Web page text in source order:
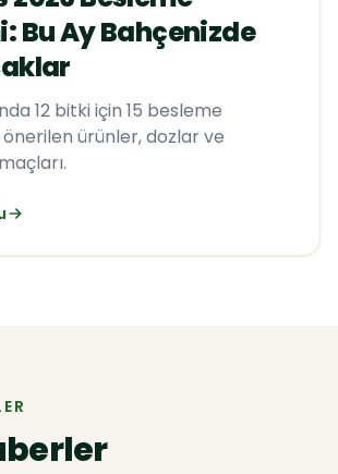
Bu Ay Bahçenizde
12 bitki için 15 besleme
önerilen ürünler, dozlar ve